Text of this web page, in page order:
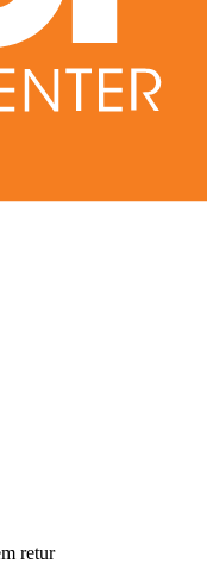
retur